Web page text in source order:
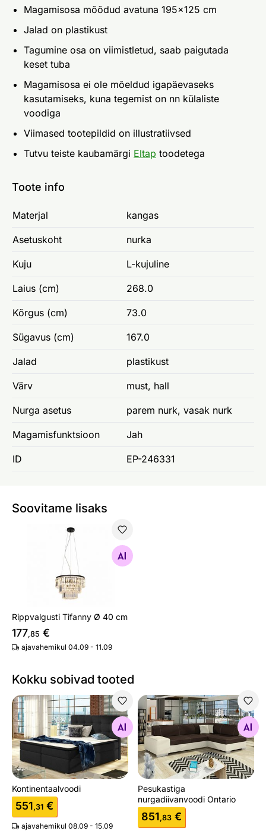
Magamisosa mõõdud avatuna 195x125 cm
Jalad on plastikust
Tagumine osa on viimistletud, saab paigutada
keset tuba
Magamisosa ei ole mõeldud igapäevaseks
kasutamiseks, kuna tegemist on nn külaliste
voodiga
Viimased tootepildid on illustratiivsed
Tutvu teiste kaubamärgi Eltap toodetega
Toote info
Materjal kangas
Asetuskoht nurka
Kuju L-kujuline
Laius (cm) 268.0
Kõrgus (cm) 73.0
Sügavus (cm) 167.0
Jalad plastikust
Värv must, hall
Nurga asetus parem nurk, vasak nurk
Magamisfunktsioon Jah
ID EP-246331
Soovitame lisaks
Rippvalgusti Tifanny Ø 40 cm
Otsi sarnaseid
Rippvalgusti Tifanny Ø 40 cm
177,85 €
ajavahemikul 04.09 - 11.09
Kokku sobivad tooted
Kontinentaalvoodi
Otsi sarnaseid
Kontinentaalvoodi
551,31 €
ajavahemikul 08.09 - 15.09
Pesukastiga
Otsi sarnaseid
Pesukastiga
nurgadiivanvoodi Ontario
851,83 €